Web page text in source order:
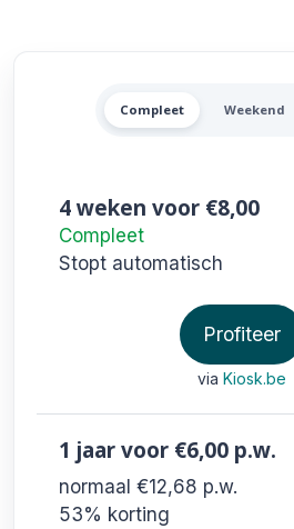
Alle Het
Compleet Weekend
4 weken voor €8,00
Compleet
Stopt automatisch
Profiteer
via Kiosk.be
1 jaarvoor €6,00 p.w.
normaal €12,68 p.w.
53% korting